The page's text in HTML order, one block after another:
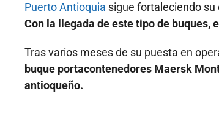
Puerto Antioquia sigue fortaleciendo su
Con la llegada de este tipo de buques,
Tras varios meses de su puesta en
buque portacontenedores Maersk
antioqueño.